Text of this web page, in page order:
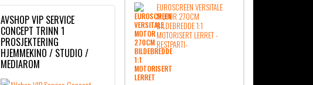
12 996,-
–
45 996,-
Prisområde:
12 996,-
til
43 998,-
10 998,-
–
43 998,-
Prisområde:
10 998,-
til
AVSHOP VIP SERVICE
CONCEPT TRINN 1
PROSJEKTERING
HJEMMEKINO / STUDIO /
MEDIAROM
EUROSCREEN VERSITALE
MOTOR 270CM
BILDEBREDDE 1:1
MOTORISERT LERRET -
RESTPARTI-